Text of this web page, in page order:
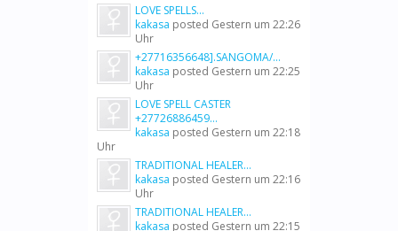
LOVE SPELLS...
kakasa posted Gestern um 22:26
Uhr
+27716356648].SANGOMA/...
kakasa posted Gestern um 22:25
Uhr
LOVE SPELL CASTER
+27726886459...
kakasa posted Gestern um 22:18
Uhr
TRADITIONAL HEALER...
kakasa posted Gestern um 22:16
Uhr
TRADITIONAL HEALER...
kakasa posted Gestern um 22:15